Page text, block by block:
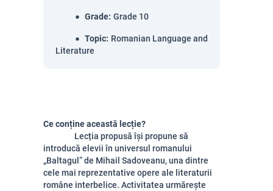
Grade: Grade 10
Topic: Romanian Language and
Literature
Ce conține această lecție?
Lecția propusă își propune să
introducă elevii în universul romanului
„Baltagul” de Mihail Sadoveanu, una dintre
cele mai reprezentative opere ale literaturii
române interbelice. Activitatea urmărește